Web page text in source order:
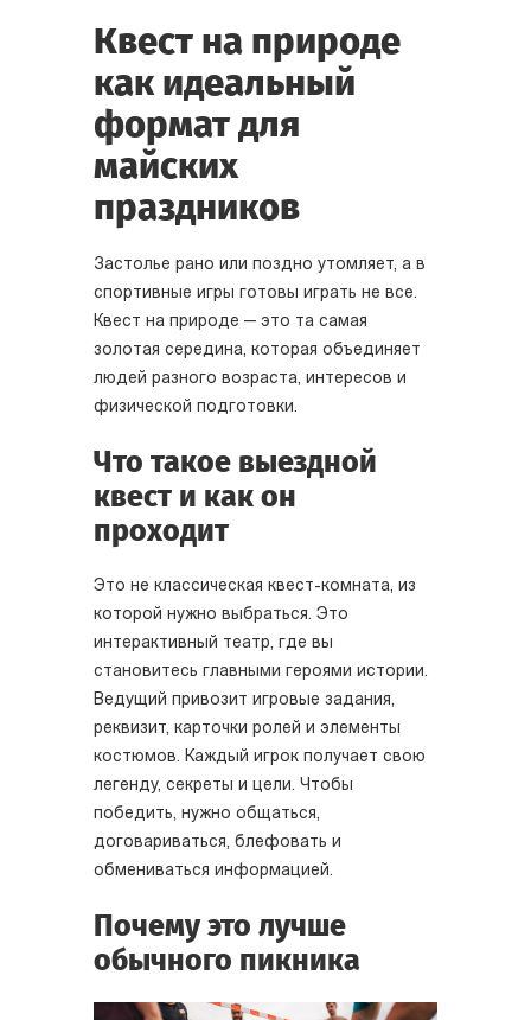
Квест на природе
как идеальный
формат для
майских
праздников
Застолье рано или поздно утомляет, а в
спортивные игры готовы играть не все.
Квест на природе — это та самая
золотая середина, которая объединяет
людей разного возраста, интересов и
физической подготовки.
Что такое выездной
квест и как он
проходит
Это не классическая квест-комната, из
которой нужно выбраться. Это
интерактивный театр, где вы
становитесь главными героями истории.
Ведущий привозит игровые задания,
реквизит, карточки ролей и элементы
костюмов. Каждый игрок получает свою
легенду, секреты и цели. Чтобы
победить, нужно общаться,
договариваться, блефовать и
обмениваться информацией.
Почему это лучше
обычного пикника